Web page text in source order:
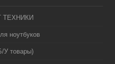
ТЕХНИКИ
ноутбуков
У товары)